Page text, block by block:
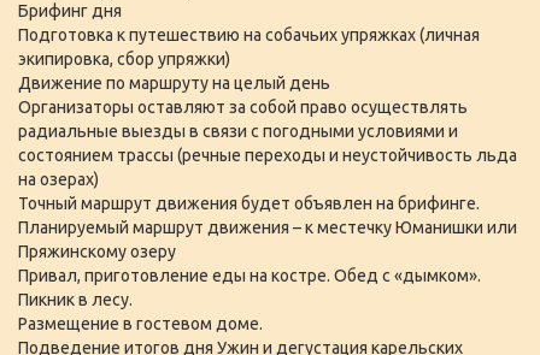
Брифинг дня
Подготовка к путешествию на собачьих упряжках (личная
экипировка, сбор упряжки)
Движение по маршруту на целый день
Организаторы оставляют за собой право осуществлять
радиальные выезды в связи с погодными условиями и
состоянием трассы (речные переходы и неустойчивость льда
на озерах)
Точный маршрут движения будет объявлен на брифинге.
Планируемый маршрут движения – к местечку Юманишки или
Пряжинскому озеру
Привал, приготовление еды на костре. Обед с «дымком».
Пикник в лесу.
Размещение в гостевом доме.
Подведение итогов дня Ужин и дегустация карельских